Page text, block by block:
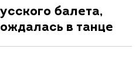
балета,
в танце